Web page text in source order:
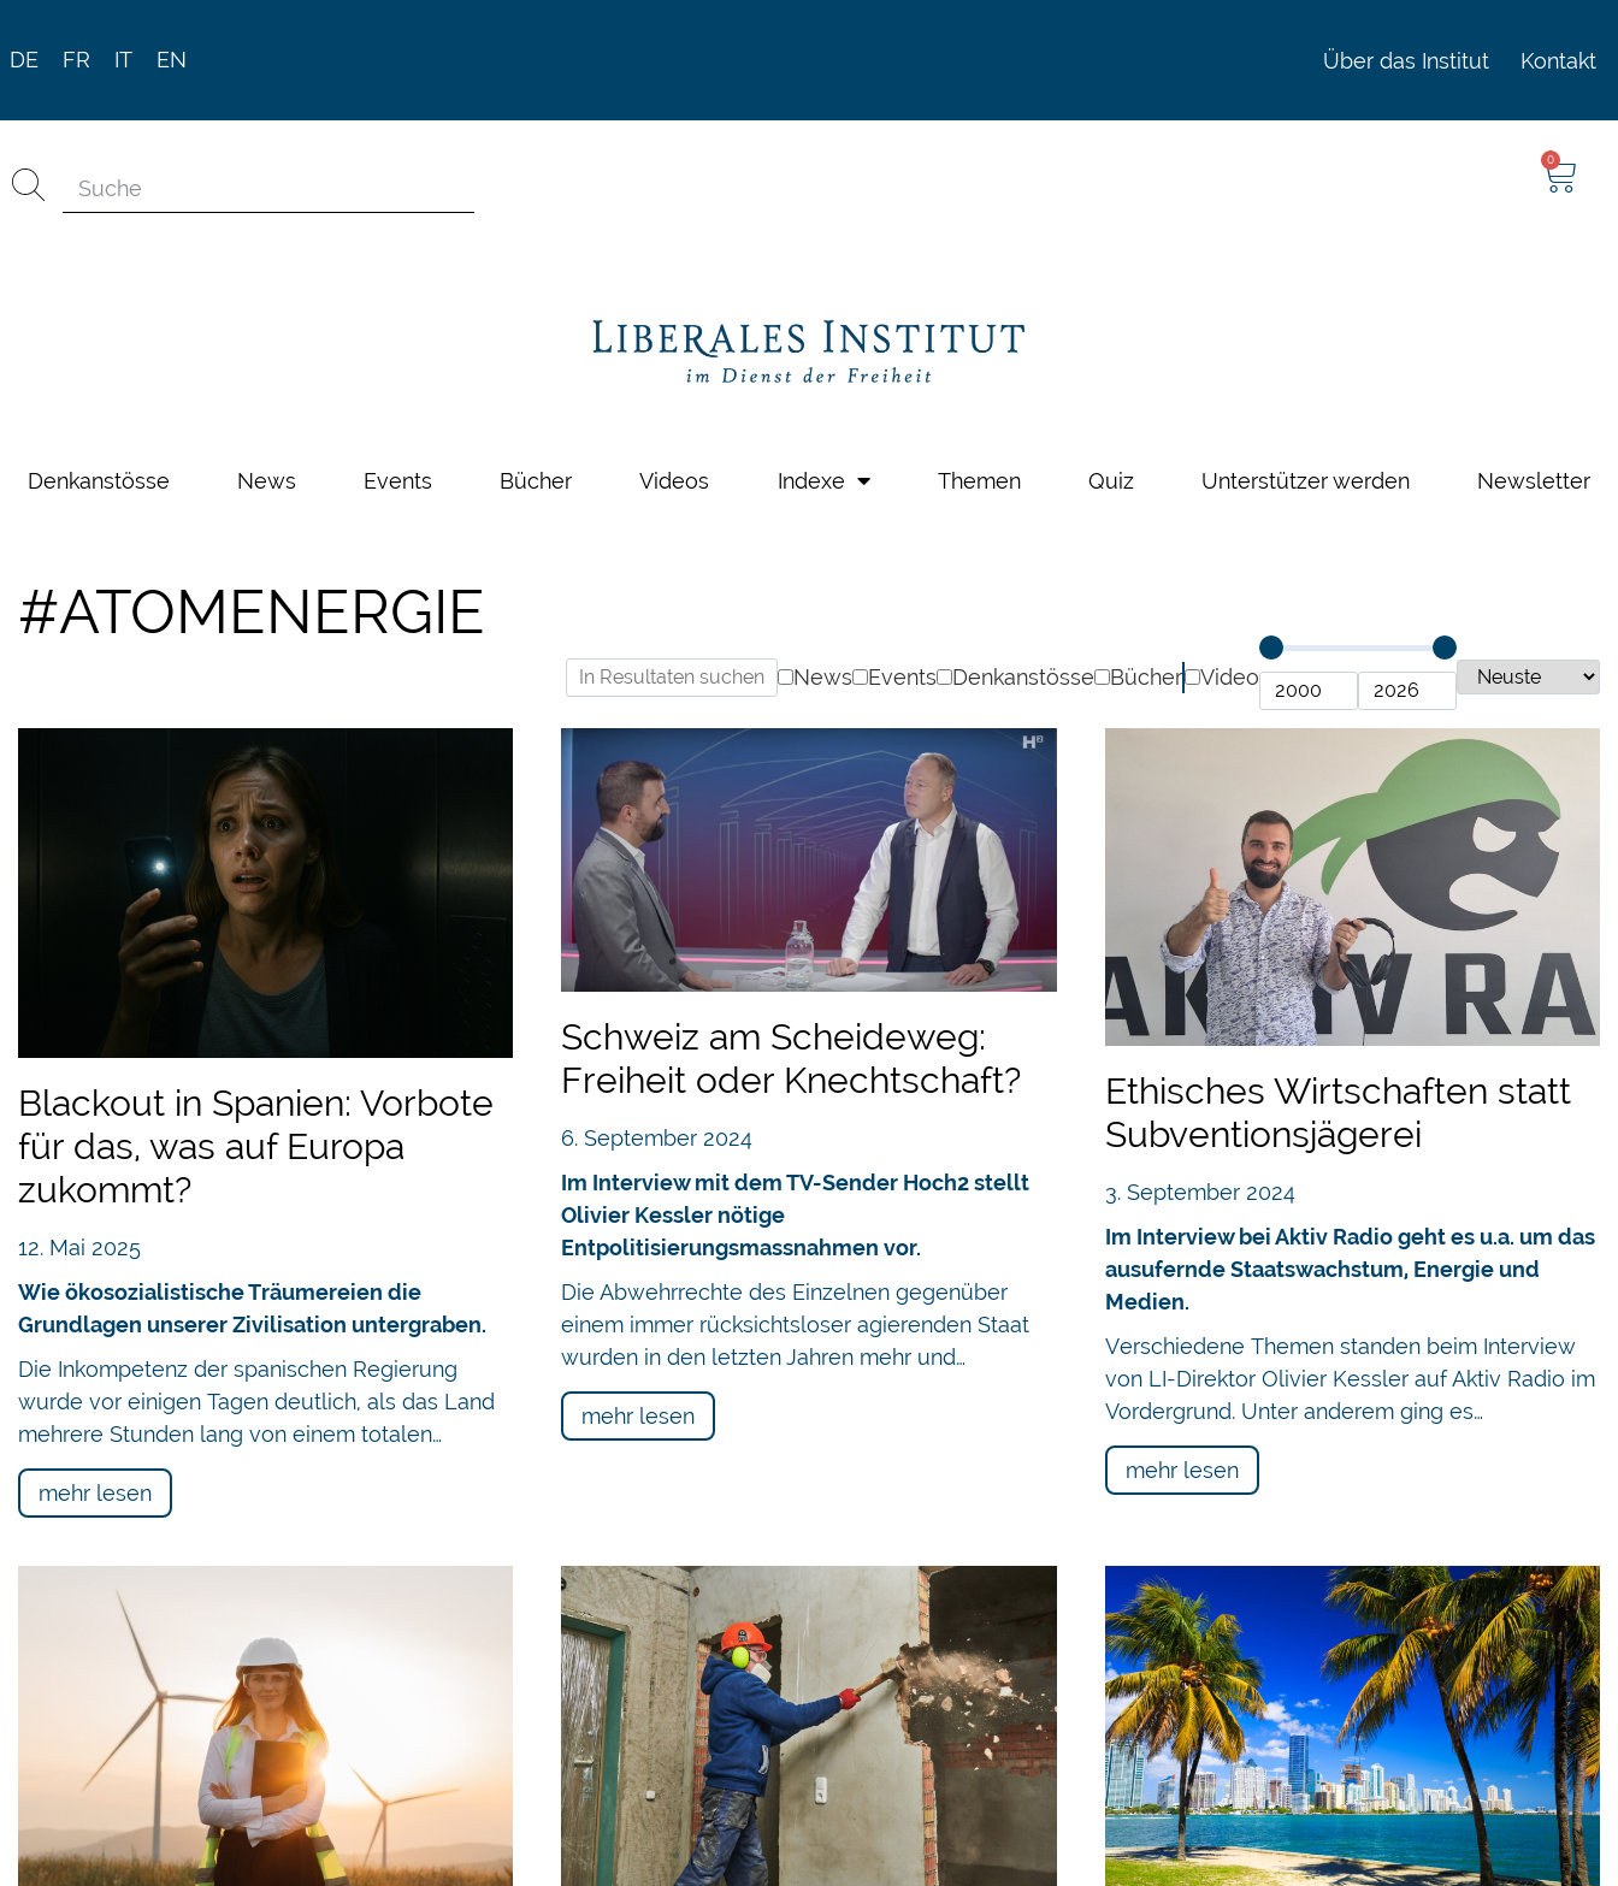
DE FR IT EN Über das Institut Kontakt
0
Denkanstösse News Events Bücher Videos Indexe Themen Quiz Unterstützer werden Newsletter
#ATOMENERGIE
News Events Denkanstösse Bücher Video
Blackout in Spanien: Vorbote
für das, was auf Europa
zukommt?
12. Mai 2025
Wie ökosozialistische Träumereien die
Grundlagen unserer Zivilisation untergraben.
Die Inkompetenz der spanischen Regierung
wurde vor einigen Tagen deutlich, als das Land
mehrere Stunden lang von einem totalen…
mehr lesen
Schweiz am Scheideweg:
Freiheit oder Knechtschaft?
6. September 2024
Im Interview mit dem TV-Sender Hoch2 stellt
Olivier Kessler nötige
Entpolitisierungsmassnahmen vor.
Die Abwehrrechte des Einzelnen gegenüber
einem immer rücksichtsloser agierenden Staat
wurden in den letzten Jahren mehr und…
mehr lesen
Ethisches Wirtschaften statt
Subventionsjägerei
3. September 2024
Im Interview bei Aktiv Radio geht es u.a. um das
ausufernde Staatswachstum, Energie und
Medien.
Verschiedene Themen standen beim Interview
von LI-Direktor Olivier Kessler auf Aktiv Radio im
Vordergrund. Unter anderem ging es…
mehr lesen